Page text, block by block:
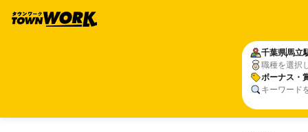
千葉県馬立
職種を選択
ボーナス・
キーワード